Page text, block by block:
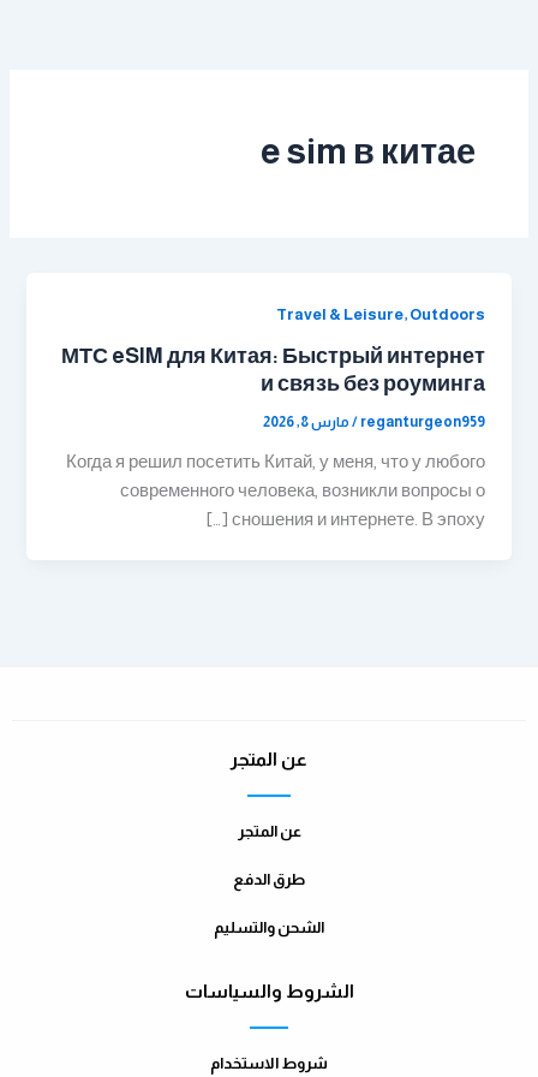
e sim в китае
Travel & Leisure, Outdoors
МТС eSIM для Китая: Быстрый интернет
и связь без роуминга
reganturgeon959
/ مارس 8, 2026
Когда я решил посетить Китай, у меня, что у любого
современного человека, возникли вопросы о
сношения и интернете. В эпоху […]
عن المتجر
عن المتجر
طرق الدفع
الشحن والتسليم
الشروط والسياسات
شروط الاستخدام